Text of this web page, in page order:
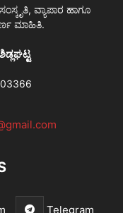
ವ್ಯಾಪಾರ ಹಾಗೂ
ಮಾಹಿತಿ.
Telegram